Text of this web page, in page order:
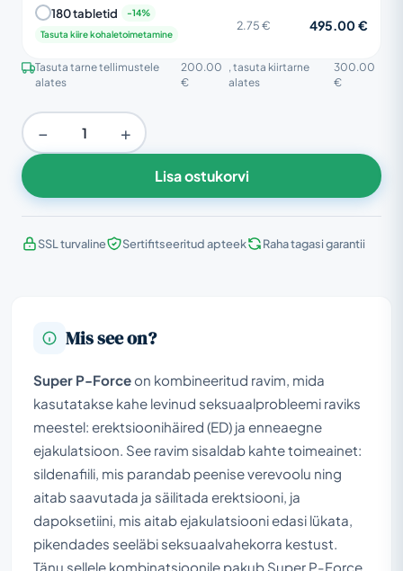
180 tabletid
Tasuta kiire kohaletoimetamine
2.75 € 495.00 €
Tasuta tarne tellimustele
alates
200.00
€
, tasuta kiirtarne
alates
300.00
€
− +
Lisa ostukorvi
SSL turvaline Sertifitseeritud apteek Raha tagasi garantii
Mis see on?
Super P-Force on kombineeritud ravim, mida
kasutatakse kahe levinud seksuaalprobleemi raviks
meestel: erektsioonihäired (ED) ja enneaegne
ejakulatsioon. See ravim sisaldab kahte toimeainet:
sildenafiili, mis parandab peenise verevoolu ning
aitab saavutada ja säilitada erektsiooni, ja
dapoksetiini, mis aitab ejakulatsiooni edasi lükata,
pikendades seeläbi seksuaalvahekorra kestust.
Tänu sellele kombinatsioonile pakub Super P-Force